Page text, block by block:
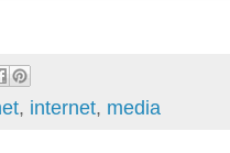
, internet, media